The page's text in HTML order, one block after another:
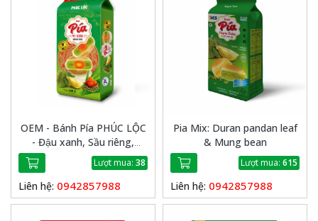
OEM - Bánh Pía PHÚC LỘC
- Đậu xanh, Sầu riêng,
Trứng Đặc Biệt
Lượt mua: 38
Liên hệ: 0942857988
Pia Mix: Duran pandan leaf
& Mung bean
Lượt mua: 615
Liên hệ: 0942857988